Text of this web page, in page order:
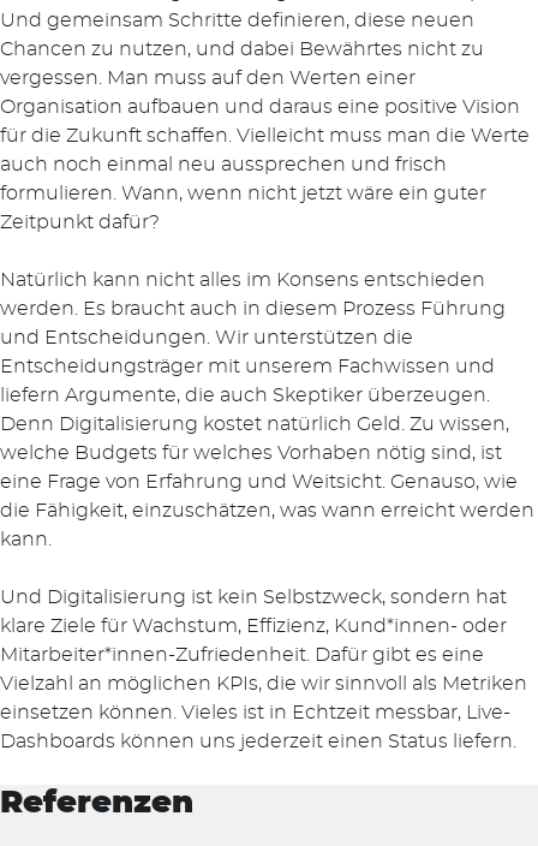
Und gemeinsam Schritte definieren, diese neuen
Chancen zu nutzen, und dabei Bewährtes nicht zu
vergessen. Man muss auf den Werten einer
Organisation aufbauen und daraus eine positive Vision
für die Zukunft schaffen. Vielleicht muss man die Werte
auch noch einmal neu aussprechen und frisch
formulieren. Wann, wenn nicht jetzt wäre ein guter
Zeitpunkt dafür?
Natürlich kann nicht alles im Konsens entschieden
werden. Es braucht auch in diesem Prozess Führung
und Entscheidungen. Wir unterstützen die
Entscheidungsträger mit unserem Fachwissen und
liefern Argumente, die auch Skeptiker überzeugen.
Denn Digitalisierung kostet natürlich Geld. Zu wissen,
welche Budgets für welches Vorhaben nötig sind, ist
eine Frage von Erfahrung und Weitsicht. Genauso, wie
die Fähigkeit, einzuschätzen, was wann erreicht werden
kann.
Und Digitalisierung ist kein Selbstzweck, sondern hat
klare Ziele für Wachstum, Effizienz, Kund*innen- oder
Mitarbeiter*innen-Zufriedenheit. Dafür gibt es eine
Vielzahl an möglichen KPIs, die wir sinnvoll als Metriken
einsetzen können. Vieles ist in Echtzeit messbar, Live-
Dashboards können uns jederzeit einen Status liefern.
Referenzen